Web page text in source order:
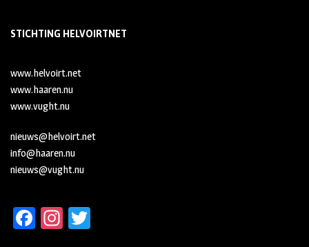
STICHTING HELVOIRTNET
www.helvoirt.net
www.haaren.nu
www.vught.nu
nieuws@helvoirt.net
info@haaren.nu
nieuws@vught.nu
Fa In